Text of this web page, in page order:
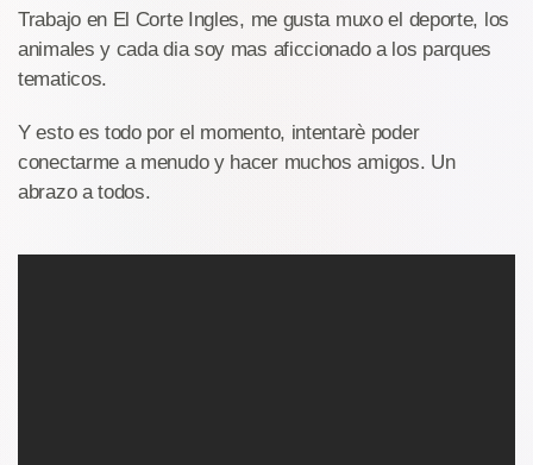
Trabajo en El Corte Ingles, me gusta muxo el deporte, los
animales y cada dia soy mas aficcionado a los parques
tematicos.
Y esto es todo por el momento, intentarè poder
conectarme a menudo y hacer muchos amigos. Un
abrazo a todos.